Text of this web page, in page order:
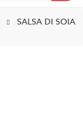
SALSA DI SOIA